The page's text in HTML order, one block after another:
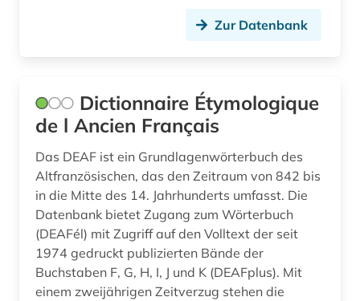
ungarn (1)
valenzwörterbuch (1)
verbvalenz (1)
volksliteratur (1)
volksmusik (1)
Zur Datenbank
Dictionnaire Étymologique
de l Ancien Français
Das DEAF ist ein Grundlagenwörterbuch des
Altfranzösischen, das den Zeitraum von 842 bis
in die Mitte des 14. Jahrhunderts umfasst. Die
Datenbank bietet Zugang zum Wörterbuch
(DEAFél) mit Zugriff auf den Volltext der seit
1974 gedruckt publizierten Bände der
Buchstaben F, G, H, I, J und K (DEAFplus). Mit
einem zweijährigen Zeitverzug stehen die